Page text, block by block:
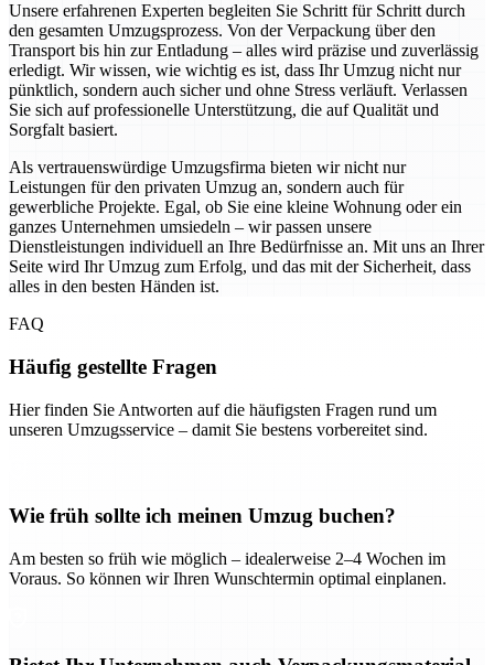
Unsere erfahrenen Experten begleiten Sie Schritt für Schritt durch
den gesamten Umzugsprozess. Von der Verpackung über den
Transport bis hin zur Entladung – alles wird präzise und zuverlässig
erledigt. Wir wissen, wie wichtig es ist, dass Ihr Umzug nicht nur
pünktlich, sondern auch sicher und ohne Stress verläuft. Verlassen
Sie sich auf professionelle Unterstützung, die auf Qualität und
Sorgfalt basiert.
Als vertrauenswürdige Umzugsfirma bieten wir nicht nur
Leistungen für den privaten Umzug an, sondern auch für
gewerbliche Projekte. Egal, ob Sie eine kleine Wohnung oder ein
ganzes Unternehmen umsiedeln – wir passen unsere
Dienstleistungen individuell an Ihre Bedürfnisse an. Mit uns an Ihrer
Seite wird Ihr Umzug zum Erfolg, und das mit der Sicherheit, dass
alles in den besten Händen ist.
FAQ
Häufig gestellte Fragen
Hier finden Sie Antworten auf die häufigsten Fragen rund um
unseren Umzugsservice – damit Sie bestens vorbereitet sind.
Wie früh sollte ich meinen Umzug buchen?
Am besten so früh wie möglich – idealerweise 2–4 Wochen im
Voraus. So können wir Ihren Wunschtermin optimal einplanen.